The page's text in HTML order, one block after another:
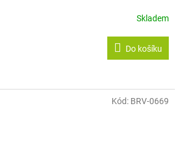
Skladem
Do košíku
Kód: BRV-0669